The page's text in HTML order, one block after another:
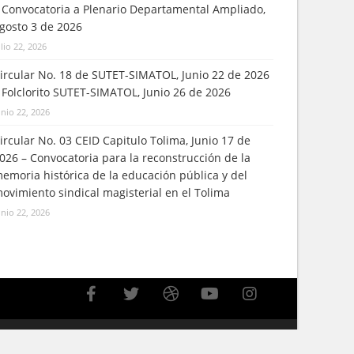
Convocatoria a Plenario Departamental Ampliado,
3 de 2026
22, 2026
No. 18 de SUTET-SIMATOL, Junio 22 de 2026
SUTET-SIMATOL, Junio 26 de 2026
22, 2026
No. 03 CEID Capitulo Tolima, Junio 17 de
– Convocatoria para la reconstrucción de la
histórica de la educación pública y del
sindical magisterial en el Tolima
22, 2026